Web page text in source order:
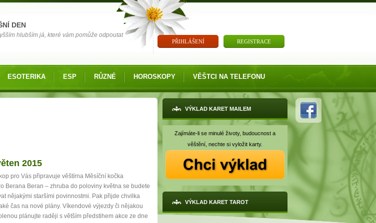
DEN
hlubším já, které vám pomůže odpoutat
PŘIHLÁŠENÍ REGISTRACE
ESOTERIKA ESP RŮZNÉ HOROSKOPY VĚŠTCI NA TELEFONU
2015
pro Vás připravuje věštírna Měsíční kočka
Berana Beran – zhruba do poloviny května se budete
nějakými staršími povinnostmi. Pak přijde chvilka
čas na nové plány. Víkendové výjezdy či nějakou
plánujte raději s větším předstihem akce ze dne
VÝKLAD KARET MAILEM
Zajímáte-li se minulé životy, budoucnost a
věštění, nechte si vyložit karty.
VÝKLAD KARET TAROT